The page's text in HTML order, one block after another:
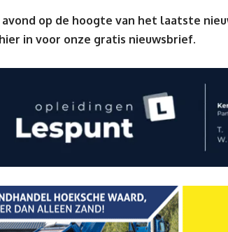
avond op de hoogte van het laatste
hier in voor onze gratis nieuwsbrief.